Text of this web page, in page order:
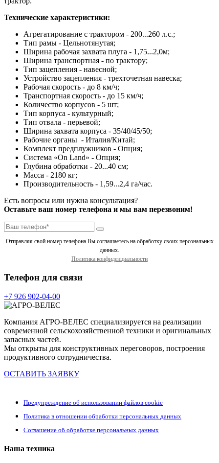
Технические характеристики:
Агрегатирование с трактором - 200...260 л.с.;
Тип рамы - Цельнотянутая;
Ширина рабочая захвата плуга - 1,75...2,0м;
Ширина транспортная - по трактору;
Тип зацепления - навесной;
Устройство зацепления - трехточетная навеска;
Рабочая скорость - до 8 км/ч;
Транспортная скорость - до 15 км/ч;
Количество корпусов - 5 шт;
Тип корпуса - культурный;
Тип отвала - перьевой;
Ширина захвата корпуса - 35/40/45/50;
Рабочие органы - Италия/Китай;
Комплект предплужников - Опция;
Система «On Land» - Опция;
Глубина обработки - 20...40 см;
Масса - 2180 кг;
Производительность - 1,59...2,4 га/час.
Есть вопросы или нужна консультация?
Оставьте ваш номер телефона и мы вам перезвоним!
Отправляя свой номер телефона Вы соглашаетесь на обработку своих персональных
данных.
Политика конфиденциальности
Телефон для связи
+7 926 902-04-00
Компания АГРО-ВЕЛЕС специализируется на реализации
современной сельскохозяйственной техники и оригинальных
запасных частей.
Мы открыты для конструктивных переговоров, построения
продуктивного сотрудничества.
ОСТАВИТЬ ЗАЯВКУ
Предупреждение об использовании файлов cookie
Политика в отношении обработки персональных данных
Соглашение об обработке персональных данных
Наша техника